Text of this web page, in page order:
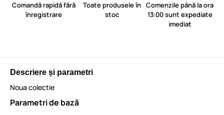
Comandă rapidă fără
înregistrare
Toate produsele în
stoc
Comenzile până la ora
13:00 sunt expediate
imediat
Descriere și parametri
Noua colectie
Parametri de bază